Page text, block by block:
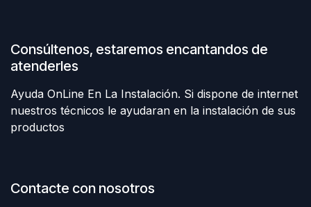
Consúltenos, estaremos encantandos de
atenderles
Ayuda OnLine En La Instalación. Si dispone de internet
nuestros técnicos le ayudaran en la instalación de sus
productos
Contacte con nosotros